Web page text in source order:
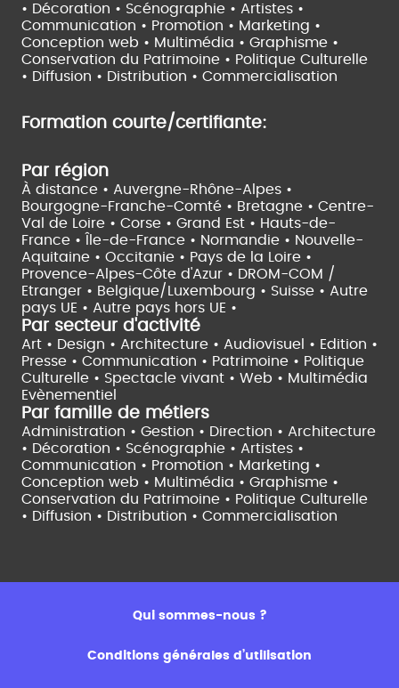
• Décoration • Scénographie • Artistes •
Communication • Promotion • Marketing •
Conception web • Multimédia • Graphisme •
Conservation du Patrimoine • Politique Culturelle
• Diffusion • Distribution • Commercialisation
Formation courte/certifiante:
Par région
À distance • Auvergne-Rhône-Alpes •
Bourgogne-Franche-Comté • Bretagne • Centre-
Val de Loire • Corse • Grand Est • Hauts-de-
France •
Île-de-France • Normandie • Nouvelle-
Aquitaine • Occitanie • Pays de la Loire •
Provence-Alpes-Côte d'Azur • DROM-COM /
Etranger • Belgique/Luxembourg • Suisse • Autre
pays UE • Autre pays hors UE •
Par secteur d'activité
Art • Design • Architecture • Audiovisuel • Edition •
Presse • Communication • Patrimoine • Politique
Culturelle • Spectacle vivant • Web • Multimédia
Evènementiel
Par famille de métiers
Administration • Gestion • Direction • Architecture
• Décoration • Scénographie • Artistes •
Communication • Promotion • Marketing •
Conception web • Multimédia • Graphisme •
Conservation du Patrimoine • Politique Culturelle
• Diffusion • Distribution • Commercialisation
Qui sommes-nous ?
Conditions générales d’utilisation